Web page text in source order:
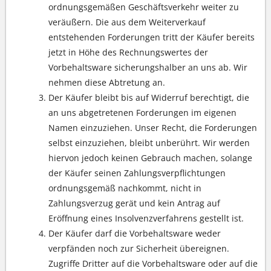
ordnungsgemäßen Geschäftsverkehr weiter zu
veräußern. Die aus dem Weiterverkauf
entstehenden Forderungen tritt der Käufer bereits
jetzt in Höhe des Rechnungswertes der
Vorbehaltsware sicherungshalber an uns ab. Wir
nehmen diese Abtretung an.
Der Käufer bleibt bis auf Widerruf berechtigt, die
an uns abgetretenen Forderungen im eigenen
Namen einzuziehen. Unser Recht, die Forderungen
selbst einzuziehen, bleibt unberührt. Wir werden
hiervon jedoch keinen Gebrauch machen, solange
der Käufer seinen Zahlungsverpflichtungen
ordnungsgemäß nachkommt, nicht in
Zahlungsverzug gerät und kein Antrag auf
Eröffnung eines Insolvenzverfahrens gestellt ist.
Der Käufer darf die Vorbehaltsware weder
verpfänden noch zur Sicherheit übereignen.
Zugriffe Dritter auf die Vorbehaltsware oder auf die